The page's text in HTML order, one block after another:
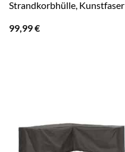
Strandkorbhülle, Kunstfaser
99,99€